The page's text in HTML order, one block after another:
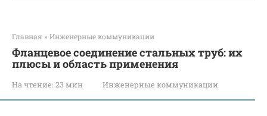
Главная » Инженерные коммуникации
Фланцевое соединение стальных труб: их
плюсы и область применения
На чтение: 23 мин Инженерные коммуникации